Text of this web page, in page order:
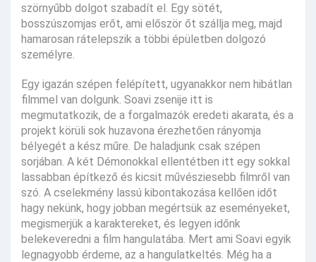
szörnyűbb dolgot szabadít el. Egy sötét,
bosszúszomjas erőt, ami először őt szállja meg, majd
hamarosan rátelepszik a többi épületben dolgozó
személyre.
Egy igazán szépen felépített, ugyanakkor nem hibátlan
filmmel van dolgunk. Soavi zsenije itt is
megmutatkozik, de a forgalmazók eredeti akarata, és a
projekt körüli sok huzavona érezhetően rányomja
bélyegét a kész műre. De haladjunk csak szépen
sorjában. A két Démonokkal ellentétben itt egy sokkal
lassabban építkező és kicsit művésziesebb filmről van
szó. A cselekmény lassú kibontakozása kellően időt
hagy nekünk, hogy jobban megértsük az eseményeket,
megismerjük a karaktereket, és legyen időnk
belekeveredni a film hangulatába. Mert ami Soavi egyik
legnagyobb érdeme, az a hangulatkeltés. Még ha a